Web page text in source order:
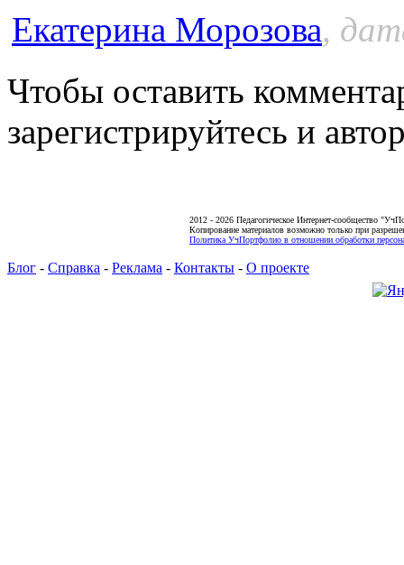
Екатерина Морозова,
Чтобы оставить
зарегистрируйтесь и
2012 - 2026 Педагогическое Интернет-сообщество
Копирование материалов возможно только при
Политика УчПортфолио в отношении обработки
Блог - Справка - Реклама - Контакты - О проекте